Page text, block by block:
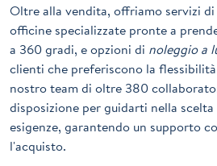
Oltre alla vendita, offriamo servizi
officine specializzate pronte a
a 360 gradi, e opzioni di noleggio a
clienti che preferiscono la
nostro team di oltre 380
disposizione per guidarti nella
esigenze, garantendo un supporto
l'acquisto.